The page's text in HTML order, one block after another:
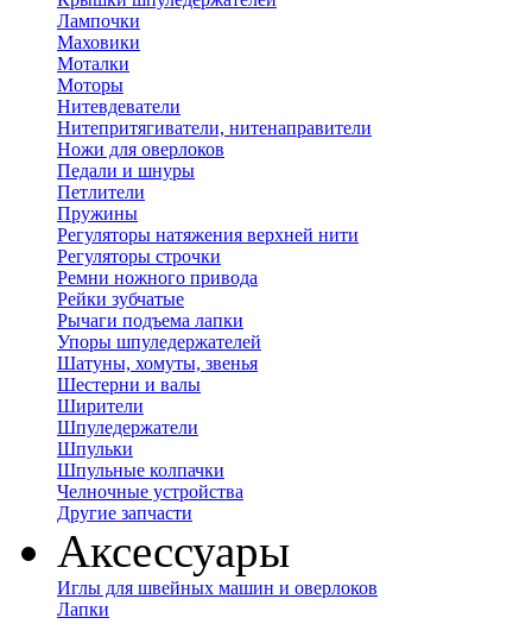
Лампочки
Маховики
Моталки
Моторы
Нитевдеватели
Нитепритягиватели, нитенаправители
Ножи для оверлоков
Педали и шнуры
Петлители
Пружины
Регуляторы натяжения верхней нити
Регуляторы строчки
Ремни ножного привода
Рейки зубчатые
Рычаги подъема лапки
Упоры шпуледержателей
Шатуны, хомуты, звенья
Шестерни и валы
Ширители
Шпуледержатели
Шпульки
Шпульные колпачки
Челночные устройства
Другие запчасти
Аксессуары
Иглы для швейных машин и оверлоков
Лапки